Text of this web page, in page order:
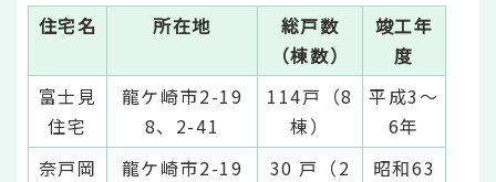
住宅名 所在地
総戸数
（棟数）
竣工年
度
富士見
住宅
龍ケ崎市2-19
8、2-41
114戸（8
棟）
平成3～
6年
奈戸岡
龍ケ崎市2-19
30 戸（2
昭和63